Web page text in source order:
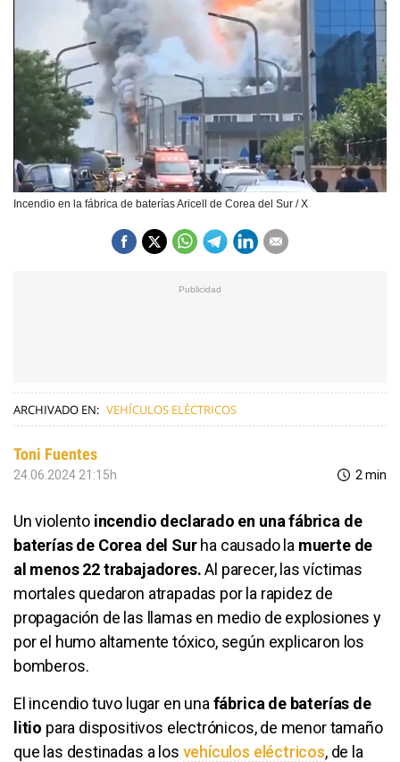
Incendio en la fábrica de baterías Aricell de Corea del Sur / X
ARCHIVADO EN: VEHÍCULOS ELÉCTRICOS
Toni Fuentes
24.06.2024 21:15h 2 min
Un violento incendio declarado en una fábrica de
baterías de Corea del Surha causado la muerte de
al menos 22 trabajadores.Al parecer, las víctimas
mortales quedaron atrapadas por la rapidez de
propagación de las llamas en medio de explosiones y
por el humo altamente tóxico, según explicaron los
bomberos.
El incendio tuvo lugar en una fábrica de baterías de
litio para dispositivos electrónicos, de menor tamaño
que las destinadas a los vehículos eléctricos, de la